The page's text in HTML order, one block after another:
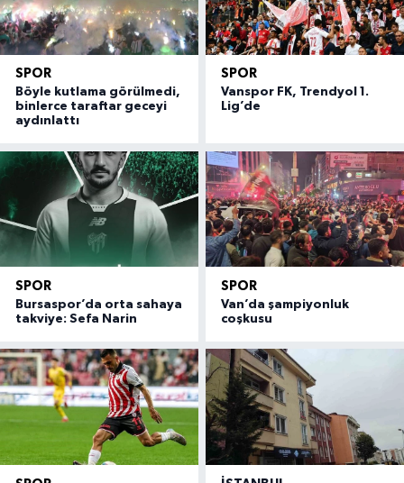
SPOR
Böyle kutlama görülmedi,
binlerce taraftar geceyi
aydınlattı
SPOR
Vanspor FK, Trendyol 1.
Lig’de
SPOR
Bursaspor’da orta sahaya
takviye: Sefa Narin
SPOR
Van’da şampiyonluk
coşkusu